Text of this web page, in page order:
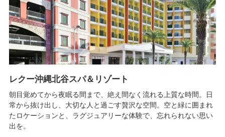
レクー沖縄北谷スパ＆リゾート
朝目覚めてから夜眠る間まで、絶え間なく流れる上質な時間。日
常から抜け出し、大切な人と過ごす贅沢な空間。空と緑に囲まれ
たロケーションと、ラグジュアリーな体験で、忘れられない思い
出を。